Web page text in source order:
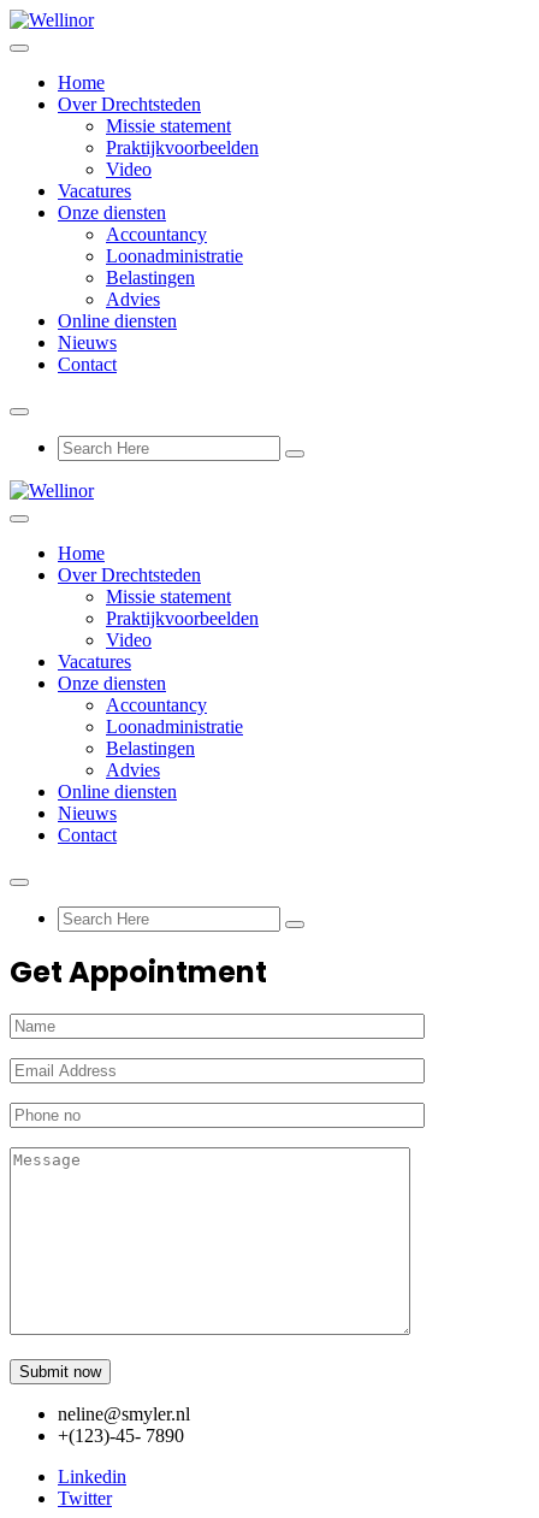
Home
Over Drechtsteden
Missie statement
Praktijkvoorbeelden
Video
Vacatures
Onze diensten
Accountancy
Loonadministratie
Belastingen
Advies
Online diensten
Nieuws
Contact
Home
Over Drechtsteden
Missie statement
Praktijkvoorbeelden
Video
Vacatures
Onze diensten
Accountancy
Loonadministratie
Belastingen
Advies
Online diensten
Nieuws
Contact
Get Appointment
neline@smyler.nl
+(123)-45- 7890
Linkedin
Twitter